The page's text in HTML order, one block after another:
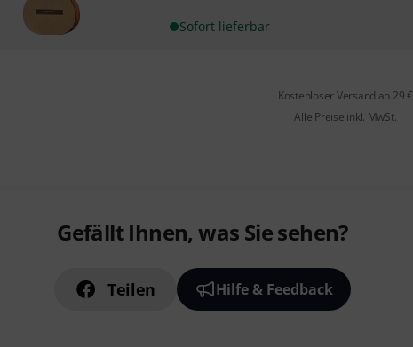
Sofort lieferbar
Kostenloser Versand ab 29 €
Alle Preise inkl. MwSt.
Gefällt Ihnen, was Sie sehen?
Teilen Hilfe & Feedback